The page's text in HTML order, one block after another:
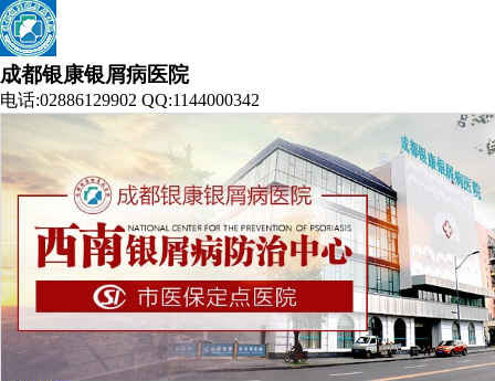
成都银康银屑病医院
电话:02886129902 QQ:1144000342